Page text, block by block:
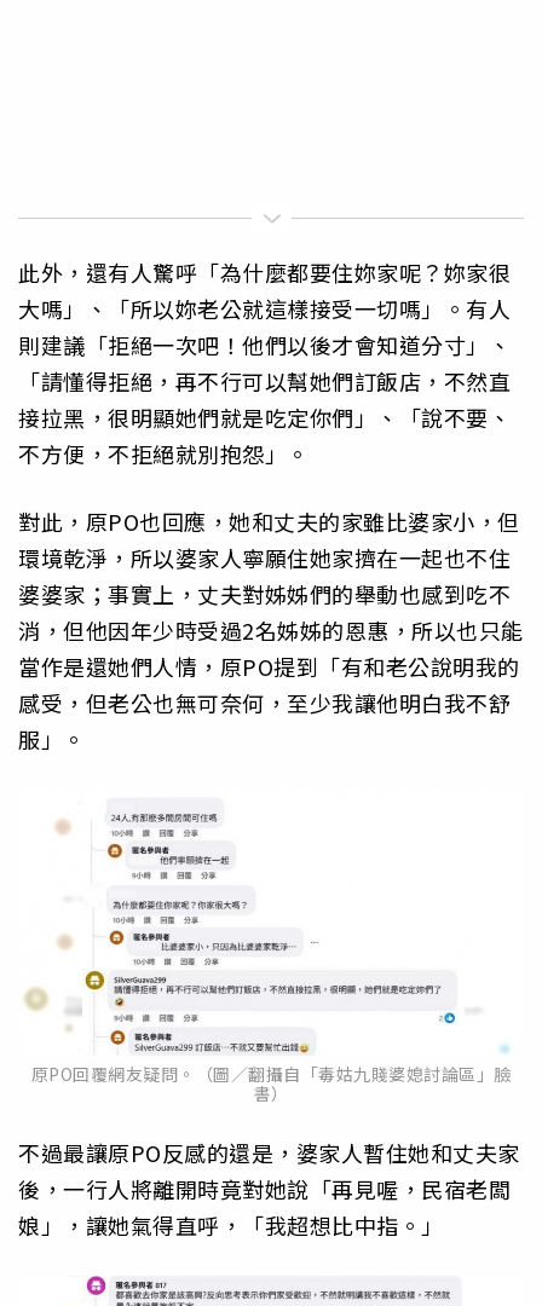
此外，還有人驚呼「為什麼都要住妳家呢？妳家很
大嗎」、「所以妳老公就這樣接受一切嗎」。有人
則建議「拒絕一次吧！他們以後才會知道分寸」、
「請懂得拒絕，再不行可以幫她們訂飯店，不然直
接拉黑，很明顯她們就是吃定你們」、「說不要、
不方便，不拒絕就別抱怨」。
對此，原PO也回應，她和丈夫的家雖比婆家小，但
環境乾淨，所以婆家人寧願住她家擠在一起也不住
婆婆家；事實上，丈夫對姊姊們的舉動也感到吃不
消，但他因年少時受過2名姊姊的恩惠，所以也只能
當作是還她們人情，原PO提到「有和老公說明我的
感受，但老公也無可奈何，至少我讓他明白我不舒
服」。
原PO回覆網友疑問。（圖／翻攝自「毒姑九賤婆媳討論區」臉
書）
不過最讓原PO反感的還是，婆家人暫住她和丈夫家
後，一行人將離開時竟對她說「再見喔，民宿老闆
娘」，讓她氣得直呼，「我超想比中指。」